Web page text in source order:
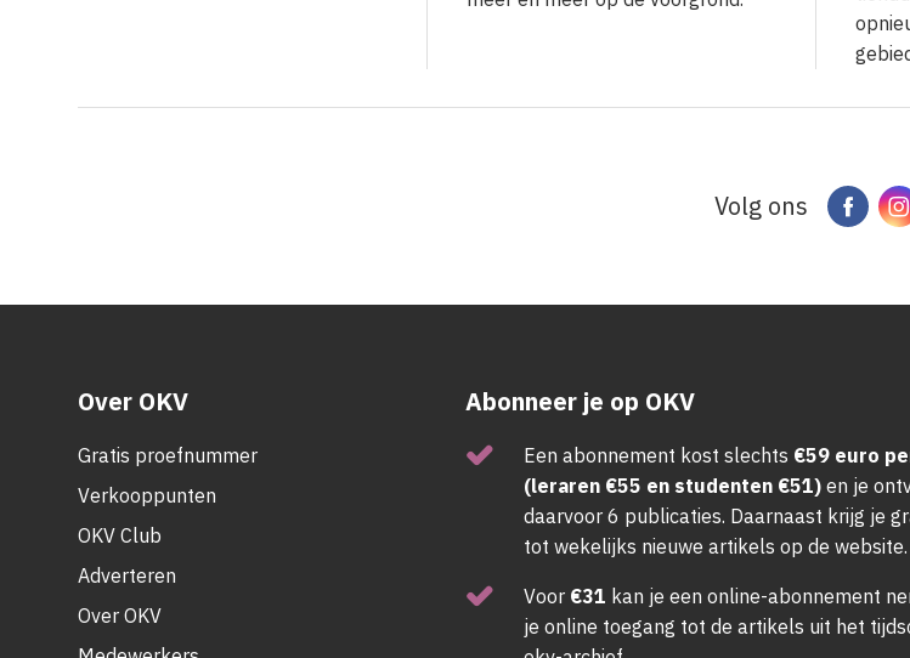
Volg ons
Over OKV
Gratis proefnummer
Verkooppunten
OKV Club
Adverteren
Over OKV
Abonneer je op OKV
Een abonnement kost slechts €59 euro
(leraren €55 en studenten €51)en je
daarvoor 6 publicaties. Daarnaast krijg je
tot wekelijks nieuwe artikels op de website.
Voor €31 kan je een online-abonnement
je online toegang tot de artikels uit het